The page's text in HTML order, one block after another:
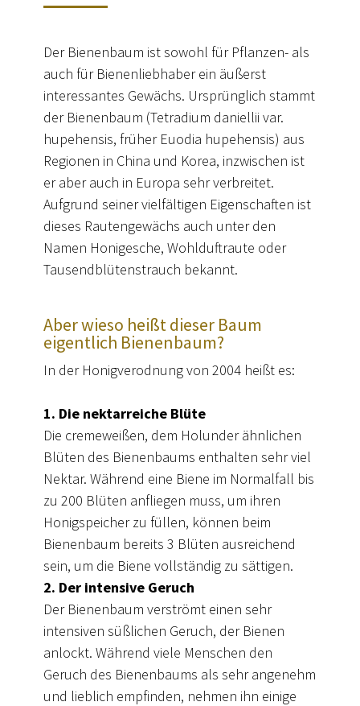
Der Bienenbaum ist sowohl für Pflanzen- als
auch für Bienenliebhaber ein äußerst
interessantes Gewächs. Ursprünglich stammt
der Bienenbaum (Tetradium daniellii var.
hupehensis, früher Euodia hupehensis) aus
Regionen in China und Korea, inzwischen ist
er aber auch in Europa sehr verbreitet.
Aufgrund seiner vielfältigen Eigenschaften ist
dieses Rautengewächs auch unter den
Namen Honigesche, Wohlduftraute oder
Tausendblütenstrauch bekannt.
Aber wieso heißt dieser Baum
eigentlich Bienenbaum?
In der Honigverodnung von 2004 heißt es:
1. Die nektarreiche Blüte
Die cremeweißen, dem Holunder ähnlichen
Blüten des Bienenbaums enthalten sehr viel
Nektar. Während eine Biene im Normalfall bis
zu 200 Blüten anfliegen muss, um ihren
Honigspeicher zu füllen, können beim
Bienenbaum bereits 3 Blüten ausreichend
sein, um die Biene vollständig zu sättigen.
2. Der intensive Geruch
Der Bienenbaum verströmt einen sehr
intensiven süßlichen Geruch, der Bienen
anlockt. Während viele Menschen den
Geruch des Bienenbaums als sehr angenehm
und lieblich empfinden, nehmen ihn einige